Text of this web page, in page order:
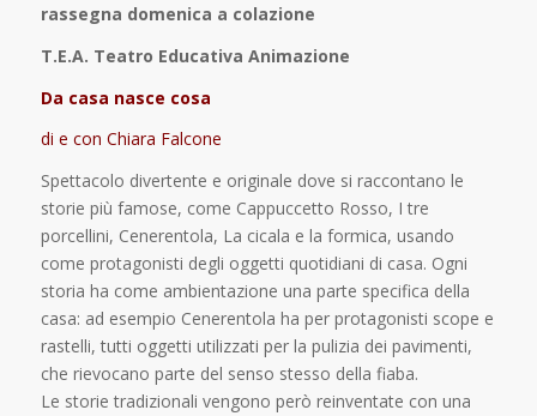
rassegna domenica a colazione
T.E.A. Teatro Educativa Animazione
Da casa nasce cosa
di e con Chiara Falcone
Spettacolo divertente e originale dove si raccontano le
storie più famose, come Cappuccetto Rosso, I tre
porcellini, Cenerentola, La cicala e la formica, usando
come protagonisti degli oggetti quotidiani di casa. Ogni
storia ha come ambientazione una parte specifica della
casa: ad esempio Cenerentola ha per protagonisti scope e
rastelli, tutti oggetti utilizzati per la pulizia dei pavimenti,
che rievocano parte del senso stesso della fiaba.
Le storie tradizionali vengono però reinventate con una